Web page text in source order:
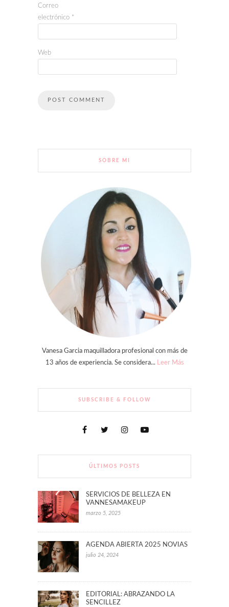
Correo
electrónico *
Web
SOBRE MI
Vanesa Garcia maquilladora profesional con más de
13 años de experiencia. Se considera... Leer Más
SUBSCRIBE & FOLLOW
ÚLTIMOS POSTS
SERVICIOS DE BELLEZA EN
VANNESAMAKEUP
marzo 5, 2025
AGENDA ABIERTA 2025 NOVIAS
julio 24, 2024
EDITORIAL: ABRAZANDO LA
SENCILLEZ